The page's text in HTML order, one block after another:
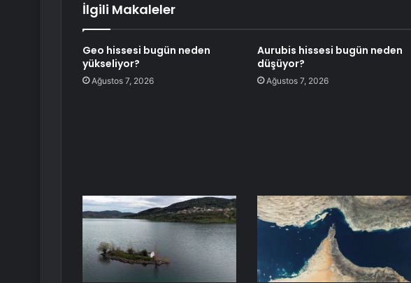
İlgili Makaleler
Geo hissesi bugün neden
yükseliyor?
Ağustos 7, 2026
Aurubis hissesi bugün neden
düşüyor?
Ağustos 7, 2026